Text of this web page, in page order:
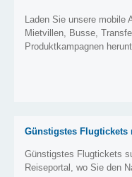
Laden Sie unsere mobile
Mietvillen, Busse,
Produktkampagnen
Günstigstes Flugtickets
Günstigstes Flugtickets
Reiseportal, wo Sie den